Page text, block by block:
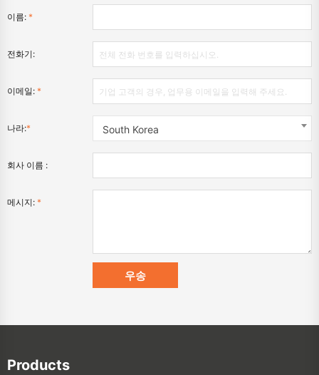
이름: *
전화기:
이메일: *
나라:* South Korea
회사 이름 :
메시지: *
Products